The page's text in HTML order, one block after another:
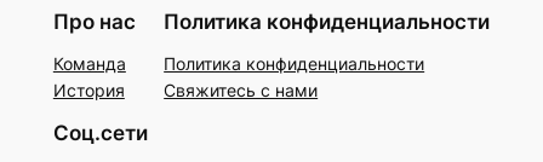
Про нас
Команда
История
Политика конфиденциальности
Политика конфиденциальности
Свяжитесь с нами
Соц.сети